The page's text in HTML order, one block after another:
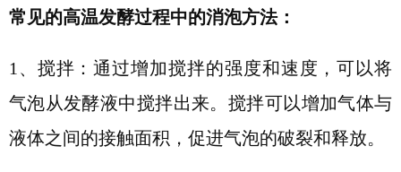
常见的高温发酵过程中的消泡方法：
1、 搅拌：通过增加搅拌的强度和速度，可以将
气泡从发酵液中搅拌出来。搅拌可以增加气体与
液体之间的接触面积，促进气泡的破裂和释放。